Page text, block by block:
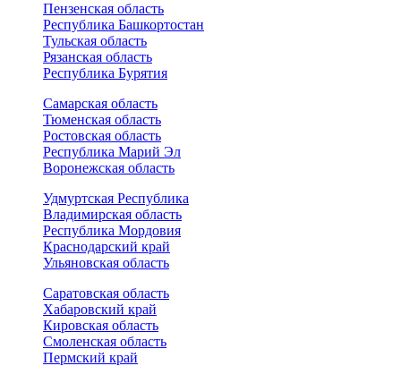
Пензенская область
Республика Башкортостан
Тульская область
Рязанская область
Республика Бурятия
Самарская область
Тюменская область
Ростовская область
Республика Марий Эл
Воронежская область
Удмуртская Республика
Владимирская область
Республика Мордовия
Краснодарский край
Ульяновская область
Саратовская область
Хабаровский край
Кировская область
Смоленская область
Пермский край